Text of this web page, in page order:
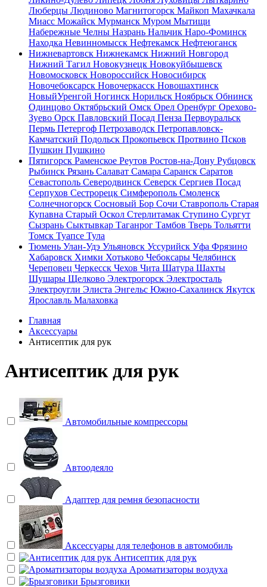
Люберцы Людиново Магнитогорск Майкоп Махачкала
Миасс Можайск Мурманск Муром Мытищи
Набережные Челны Назрань Нальчик Наро-Фоминск
Находка Невинномысск Нефтекамск Нефтеюганск
Нижневартовск Нижнекамск Нижний Новгород
Нижний Тагил Новокузнецк Новокуйбышевск
Новомосковск Новороссийск Новосибирск
Новочебоксарск Новочеркасск Новошахтинск
НовыйУренгой Ногинск Норильск Ноябрьск Обнинск
Одинцово Октябрьский Омск Орел Оренбург Орехово-
Зуево Орск Павловский Посад Пенза Первоуральск
Пермь Петергоф Петрозаводск Петропавловск-
Камчатский Подольск Прокопьевск Протвино Псков
Пушкин Пушкино
Пятигорск Раменское Реутов Ростов-на-Дону Рубцовск
Рыбинск Рязань Салават Самара Саранск Саратов
Севастополь Северодвинск Северск Сергиев Посад
Серпухов Сестрорецк Симферополь Смоленск
Солнечногорск Сосновый Бор Сочи Ставрополь Старая
Купавна Старый Оскол Стерлитамак Ступино Сургут
Сызрань Сыктывкар Таганрог Тамбов Тверь Тольятти
Томск Туапсе Тула
Тюмень Улан-Удэ Ульяновск Уссурийск Уфа Фрязино
Хабаровск Химки Хотьково Чебоксары Челябинск
Череповец Черкесск Чехов Чита Шатура Шахты
Шушары Щелково Электрогорск Электросталь
Электроугли Элиста Энгельс Южно-Сахалинск Якутск
Ярославль Малаховка
Главная
Аксессуары
Антисептик для рук
Антисептик для рук
Автомобильные компрессоры
Автоодеяло
Адаптер для ремня безопасности
Аксессуары для телефонов в автомобиль
Антисептик для рук
Ароматизаторы воздуха
Брызговики